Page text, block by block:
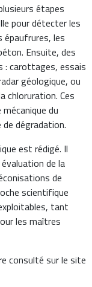
étapes
pour détecter les
les
Ensuite, des
: carottages, essais
géologique, ou
chloruration. Ces
du
dégradation.
est rédigé. Il
de la
de
scientifique
tant
les maîtres
consulté sur le site